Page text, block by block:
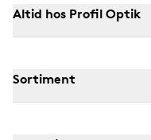
Altid hos Profil Optik
Sortiment